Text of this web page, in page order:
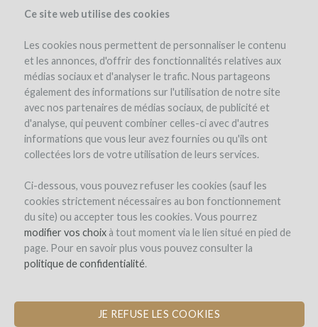
Ce site web utilise des cookies
Les cookies nous permettent de personnaliser le contenu
et les annonces, d'offrir des fonctionnalités relatives aux
médias sociaux et d'analyser le trafic. Nous partageons
également des informations sur l'utilisation de notre site
avec nos partenaires de médias sociaux, de publicité et
d'analyse, qui peuvent combiner celles-ci avec d'autres
informations que vous leur avez fournies ou qu'ils ont
collectées lors de votre utilisation de leurs services.
Ci-dessous, vous pouvez refuser les cookies (sauf les
cookies strictement nécessaires au bon fonctionnement
du site) ou accepter tous les cookies. Vous pourrez
modifier vos choixà tout moment via le lien situé en pied de
page. Pour en savoir plus vous pouvez consulter la
politique de confidentialité.
JE REFUSE LES COOKIES
le projet
Les Longues Vignes
ÉQUIPEMENT DU CHAI POUR
PRODUIRE LE PREMIER VIN DE
BRETAGNE